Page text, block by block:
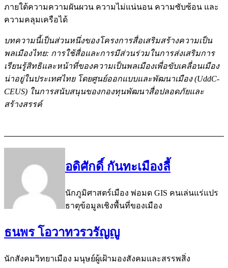
ภายใต้ความความผันผวน ความไม่แน่นอน ความซับซ้อน และ
ความคลุมเครือได้
บทความนี้เป็นส่วนหนึ่งของโครงการสื่อเสริมสร้างความเป็น
พลเมืองไทย: การใช้สื่อและการมีส่วนร่วมในการส่งเสริมการ
เรียนรู้สิทธิและหน้าที่ของความเป็นพลเมืองเพื่อขับเคลื่อนเมือง
น่าอยู่ในประเทศไทย โดยศูนย์ออกแบบและพัฒนาเมือง (UddC-
CEUS) ในการสนับสนุนของกองทุนพัฒนาสื่อปลอดภัยและ
สร้างสรรค์
อดิศักดิ์ กันทะเมืองลี้
นักภูมิศาสตร์เมือง พ่อมด GIS คนเล่นแร่แปร
ธาตุข้อมูลเชิงพื้นที่ของเมือง
ธนพร โอวาทวรวรัญญู
นักสังคมวิทยาเมือง มนุษย์ผู้เฝ้ามองสังคมและสรรพสิ่ง